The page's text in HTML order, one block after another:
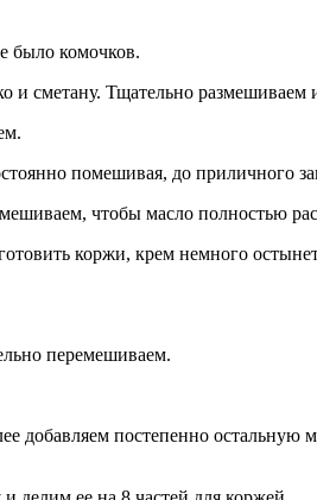
было комочков.
и сметану. Тщательно размешиваем
помешивая, до приличного
чтобы масло полностью
коржи, крем немного
перемешиваем.
постепенно остальную